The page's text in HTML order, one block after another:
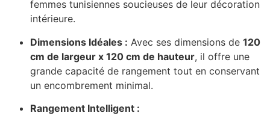
femmes tunisiennes soucieuses de leur décoration
intérieure.
Dimensions Idéales : Avec ses dimensions de 120
cm de largeur x 120 cm de hauteur, il offre une
grande capacité de rangement tout en conservant
un encombrement minimal.
Rangement Intelligent :